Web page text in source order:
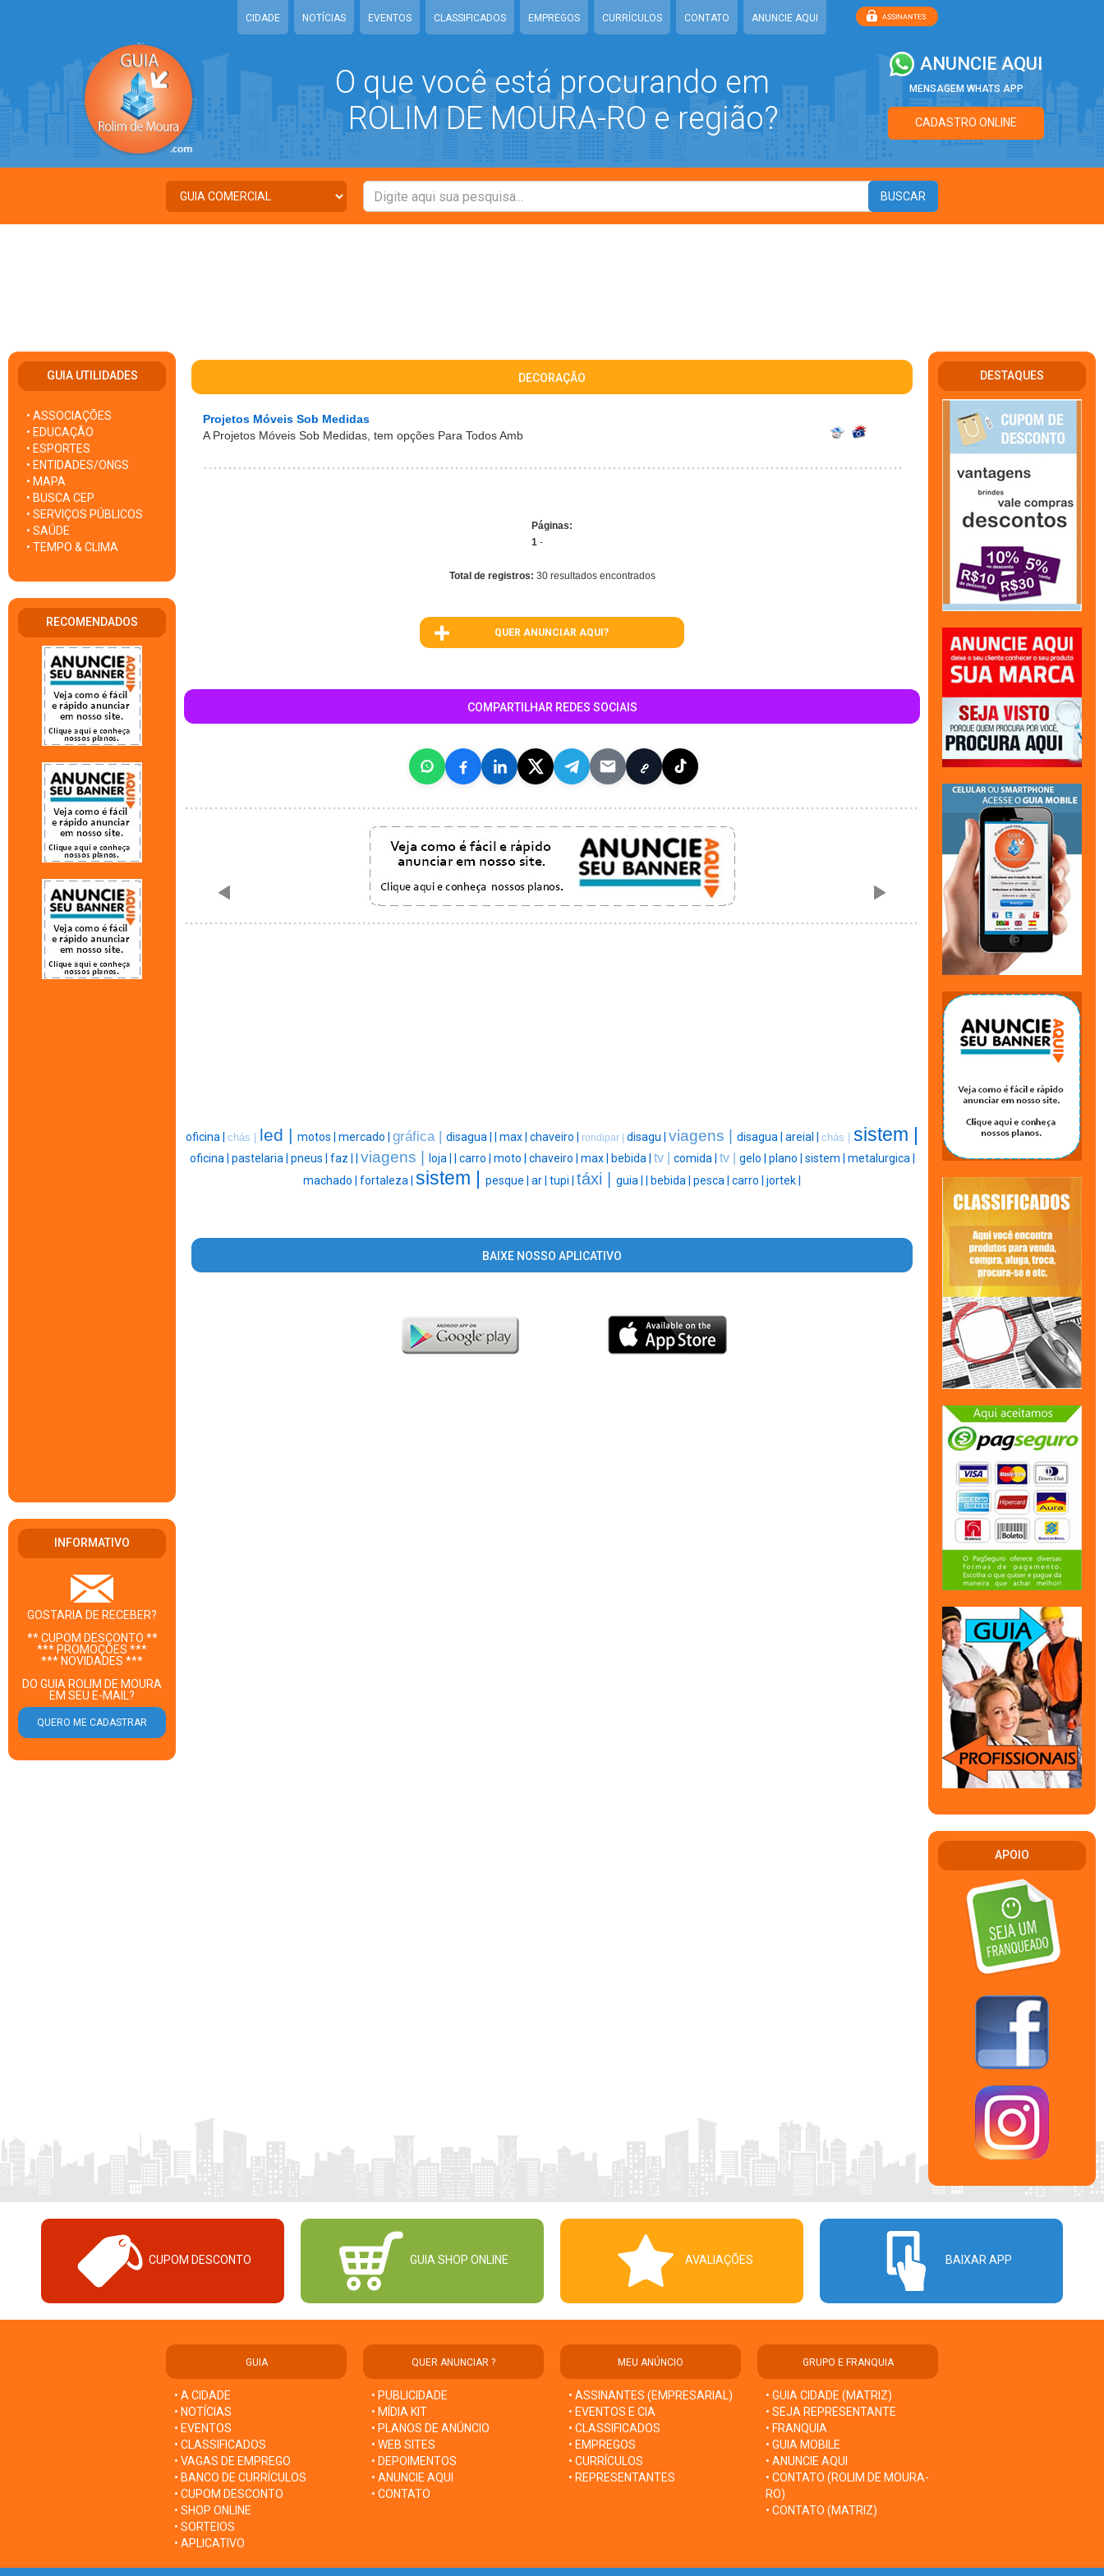
CIDADE NOTÍCIAS EVENTOS CLASSIFICADOS EMPREGOS CURRÍCULOS CONTATO ANUNCIE AQUI
O que você está procurando em
ROLIM DE MOURA-RO e região?
ANUNCIE AQUI
MENSAGEM WHATS APP
CADASTRO ONLINE
GUIA UTILIDADES
• ASSOCIAÇÕES
• EDUCAÇÃO
• ESPORTES
• ENTIDADES/ONGS
• MAPA
• BUSCA CEP
• SERVIÇOS PÚBLICOS
• SAÚDE
• TEMPO & CLIMA
RECOMENDADOS
INFORMATIVO
GOSTARIA DE RECEBER?
** CUPOM DESCONTO **
*** PROMOÇÕES ***
*** NOVIDADES ***
DO GUIA ROLIM DE MOURA
EM SEU E-MAIL?
DECORAÇÃO
Projetos Móveis Sob Medidas
A Projetos Móveis Sob Medidas, tem opções Para Todos Amb
Páginas:
1 -
Total de registros: 30 resultados encontrados
QUER ANUNCIAR AQUI?
COMPARTILHAR REDES SOCIAIS
oficina | chás | led | motos | mercado | gráfica | disagua | max | chaveiro | rondipar | disagu | viagens | disagua | areial | chás | sistem |
oficina | pastelaria | pneus | faz | viagens | loja | carro | moto | chaveiro | max | bebida | tv | comida | tv | gelo | plano | sistem | metalurgica |
machado | fortaleza | sistem | pesque | ar | tupi | táxi | guia | bebida | pesca | carro | jortek |
BAIXE NOSSO APLICATIVO
DESTAQUES
APOIO
CUPOM DESCONTO GUIA SHOP ONLINE AVALIAÇÕES BAIXAR APP
GUIA
• A CIDADE
• NOTÍCIAS
• EVENTOS
• CLASSIFICADOS
• VAGAS DE EMPREGO
• BANCO DE CURRÍCULOS
• CUPOM DESCONTO
• SHOP ONLINE
• SORTEIOS
• APLICATIVO
QUER ANUNCIAR ?
• PUBLICIDADE
• MÍDIA KIT
• PLANOS DE ANÚNCIO
• WEB SITES
• DEPOIMENTOS
• ANUNCIE AQUI
• CONTATO
MEU ANÚNCIO
• ASSINANTES (EMPRESARIAL)
• EVENTOS E CIA
• CLASSIFICADOS
• EMPREGOS
• CURRÍCULOS
• REPRESENTANTES
GRUPO E FRANQUIA
• GUIA CIDADE (MATRIZ)
• SEJA REPRESENTANTE
• FRANQUIA
• GUIA MOBILE
• ANUNCIE AQUI
• CONTATO (ROLIM DE MOURA-
RO)
• CONTATO (MATRIZ)